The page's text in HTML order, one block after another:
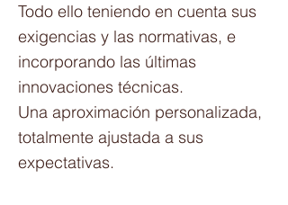
Todo ello teniendo en cuenta sus
exigencias y las normativas, e
incorporando las últimas
innovaciones técnicas.
Una aproximación personalizada,
totalmente ajustada a sus
expectativas.